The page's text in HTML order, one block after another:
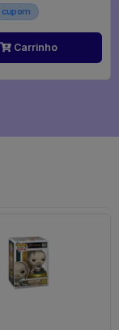
cupom
Carrinho